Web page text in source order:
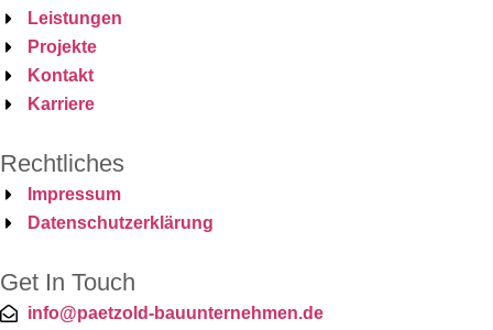
Leistungen
Projekte
Kontakt
Karriere
Rechtliches
Impressum
Datenschutzerklärung
Get In Touch
info@paetzold-bauunternehmen.de